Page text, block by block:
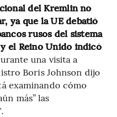
del Kremlin no
ya que la UE debatió
rusos del sistema
el Reino Unido indicó
una visita a
Boris Johnson dijo
examinando cómo
más” las